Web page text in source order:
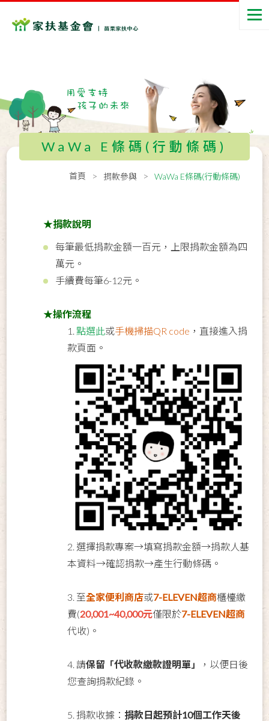
WaWa E條碼(行動條碼)
首頁 捐款參與 WaWa E條碼(行動條碼)
★捐款說明
每筆最低捐款金額一百元，上限捐款金額為四
萬元。
手續費每筆6-12元。
★操作流程
1.點選此或手機掃描QR code ，直接進入捐
款頁面。
2. 選擇捐款專案→填寫捐款金額→捐款人基
本資料→確認捐款→產生行動條碼。
3. 至全家便利商店或7-ELEVEN超商櫃檯繳
費(20,001~40,000元僅限於7-ELEVEN超商
代收)。
4. 請保留 「代收款繳款證明單 」
，以便日後
您查詢捐款紀錄。
5. 捐款收據： 捐款日起預計10個工作天後